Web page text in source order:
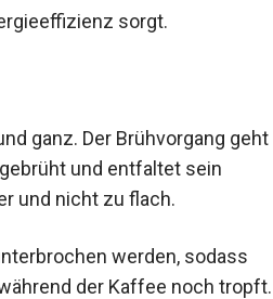
sorgt.
ganz. Der Brühvorgang geht
und entfaltet sein
und nicht zu flach.
werden, sodass
der Kaffee noch tropft.